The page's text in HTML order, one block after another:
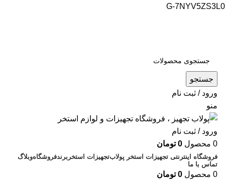
G-7NYV5ZS3L0
جستجو
ورود / ثبت نام
منو
ورود / ثبت نام
0 محصول 0 تومان
فروشگاه اینترنتی تجهیزات استخر پولابتجهیزات استخر برندفروشگاهوبلاگ
تماس با ما
0 محصول 0 تومان